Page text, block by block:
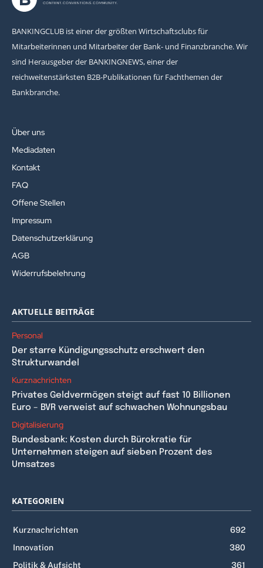
BANKINGCLUB ist einer der größten Wirtschaftsclubs für
Mitarbeiterinnen und Mitarbeiter der Bank- und Finanzbranche. Wir
sind Herausgeber der BANKINGNEWS, einer der
reichweitenstärksten B2B-Publikationen für Fachthemen der
Bankbranche.
Über uns
Mediadaten
Kontakt
FAQ
Offene Stellen
Impressum
Datenschutzerklärung
AGB
Widerrufsbelehrung
AKTUELLE BEITRÄGE
Personal
Der starre Kündigungsschutz erschwert den
Strukturwandel
Kurznachrichten
Privates Geldvermögen steigt auf fast 10 Billionen
Euro – BVR verweist auf schwachen Wohnungsbau
Digitalisierung
Bundesbank: Kosten durch Bürokratie für
Unternehmen steigen auf sieben Prozent des
Umsatzes
KATEGORIEN
Kurznachrichten
692
Innovation
380
Politik & Aufsicht
361